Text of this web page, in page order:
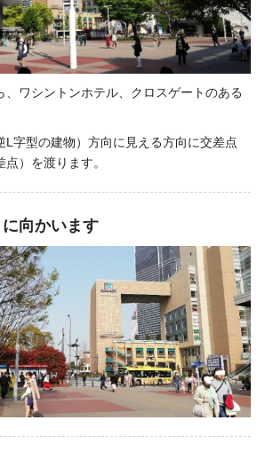
、ワシントンホテル、クロスゲートのある
L字型の建物）方向に見える方向に交差点
点）を渡ります。
向かいます